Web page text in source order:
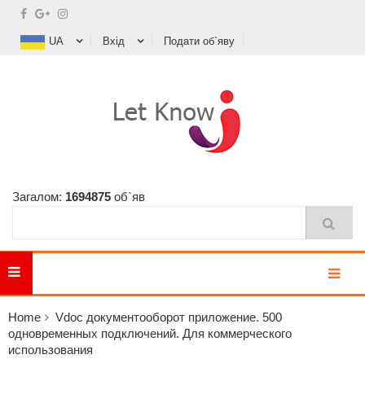
UA Вхід Подати об`яву
Загалом: 1694875 об`яв
Home
Vdoc документооборот приложение. 500
одновременных подключений. Для коммерческого
использования